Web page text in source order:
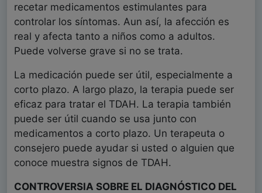
recetar medicamentos estimulantes para
controlar los síntomas. Aun así, la afección es
real y afecta tanto a niños como a adultos.
Puede volverse grave si no se trata.
La medicación puede ser útil, especialmente a
corto plazo. A largo plazo, la terapia puede ser
eficaz para tratar el TDAH. La terapia también
puede ser útil cuando se usa junto con
medicamentos a corto plazo. Un terapeuta o
consejero puede ayudar si usted o alguien que
conoce muestra signos de TDAH.
CONTROVERSIA SOBRE EL DIAGNÓSTICO DEL